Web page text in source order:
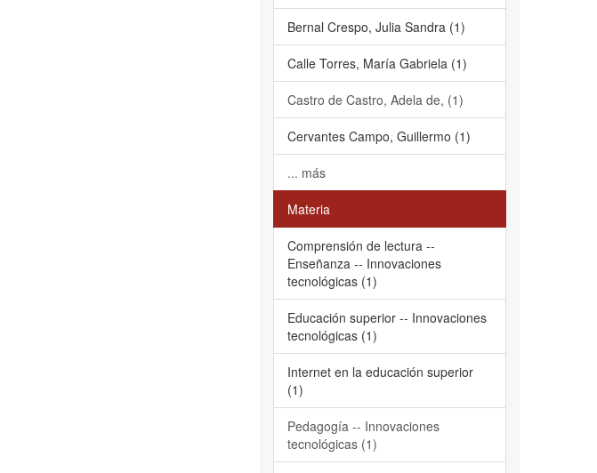
Bernal Crespo, Julia Sandra (1)
Calle Torres, María Gabriela (1)
Castro de Castro, Adela de, (1)
Cervantes Campo, Guillermo (1)
... más
Materia
Comprensión de lectura --
Enseñanza -- Innovaciones
tecnológicas (1)
Educación superior -- Innovaciones
tecnológicas (1)
Internet en la educación superior
(1)
Pedagogía -- Innovaciones
tecnológicas (1)